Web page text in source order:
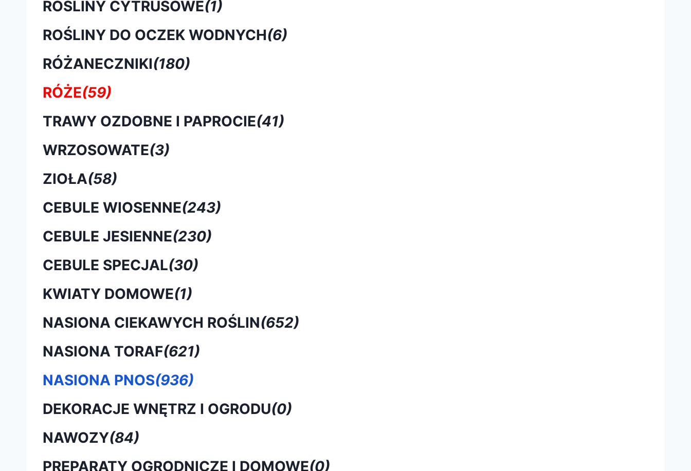
ROŚLINY CYTRUSOWE(1)
ROŚLINY DO OCZEK WODNYCH(6)
RÓŻANECZNIKI(180)
RÓŻE(59)
TRAWY OZDOBNE I PAPROCIE(41)
WRZOSOWATE(3)
ZIOŁA(58)
CEBULE WIOSENNE(243)
CEBULE JESIENNE(230)
CEBULE SPECJAL(30)
KWIATY DOMOWE(1)
NASIONA CIEKAWYCH ROŚLIN(652)
NASIONA TORAF(621)
NASIONA PNOS(936)
DEKORACJE WNĘTRZ I OGRODU(0)
NAWOZY(84)
PREPARATY OGRODNICZE I DOMOWE(0)